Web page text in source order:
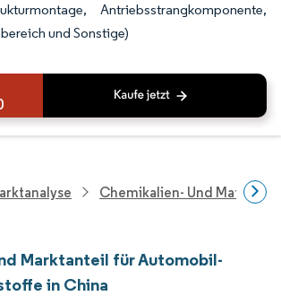
Antriebsstrangkomponente,
und Sonstige)
Chemikalien- Und
Marktanteil für Automobil-
in China